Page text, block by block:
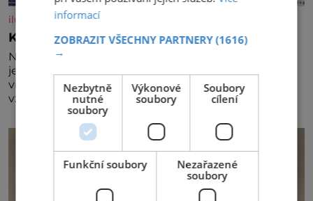
iluxus.cz
Král vín začíná třetí dekádu
Největší český vinařský projekt Král vín ve svém již
jednadvacátém ročníku představil nejlepší domácí
vína. Ta vybírala odborná porota z celkem 1260
vzorků od 157 vinařů. Král vín, který se – i pře
informací
ZOBRAZIT VŠECHNY PARTNERY(1616)
→
Nezbytně
nutné
soubory
Výkonové
soubory
Soubory
cílení
Funkční soubory
Nezařazené
soubory